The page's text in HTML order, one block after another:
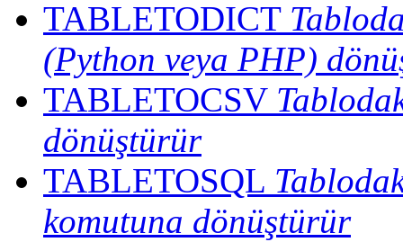
TABLETODICT
(Python veya PHP)
TABLETOCSV
dönüştürür
TABLETOSQL
komutuna dönüştürür